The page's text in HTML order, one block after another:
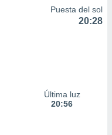
Puesta del sol
20:28
Última luz
20:56